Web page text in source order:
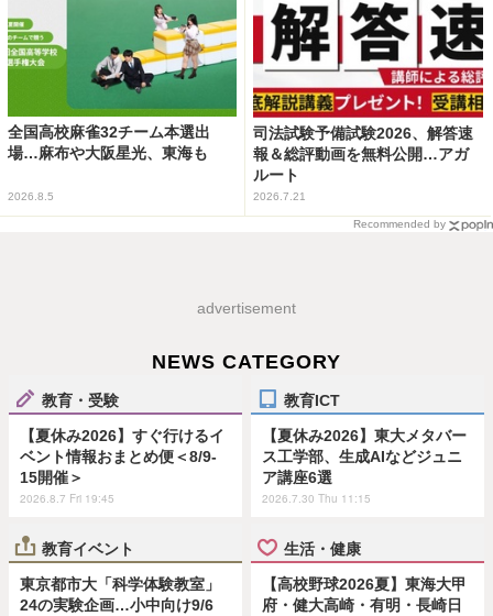
全国高校麻雀32チーム本選出
場…麻布や大阪星光、東海も
2026.8.5
司法試験予備試験2026、解答速
報＆総評動画を無料公開…アガ
ルート
2026.7.21
Recommended by
advertisement
NEWS CATEGORY
教育・受験
【夏休み2026】すぐ行けるイ
ベント情報おまとめ便＜8/9-
15開催＞
2026.8.7 Fri 19:45
教育ICT
【夏休み2026】東大メタバー
ス工学部、生成AIなどジュニ
ア講座6選
2026.7.30 Thu 11:15
教育イベント
東京都市大「科学体験教室」
24の実験企画…小中向け9/6
生活・健康
【高校野球2026夏】東海大甲
府・健大高崎・有明・長崎日